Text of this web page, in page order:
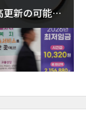
新の可能性